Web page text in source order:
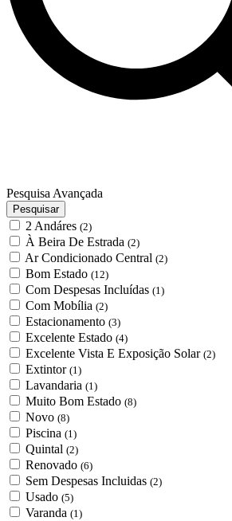
Pesquisa Avançada
Pesquisar
2 Andáres (2)
À Beira De Estrada (2)
Ar Condicionado Central (2)
Bom Estado (12)
Com Despesas Incluídas (1)
Com Mobília (2)
Estacionamento (3)
Excelente Estado (4)
Excelente Vista E Exposição Solar (2)
Extintor (1)
Lavandaria (1)
Muito Bom Estado (8)
Novo (8)
Piscina (1)
Quintal (2)
Renovado (6)
Sem Despesas Incluidas (2)
Usado (5)
Varanda (1)